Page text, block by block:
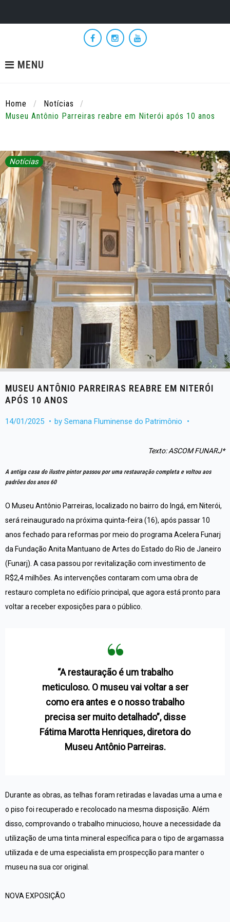
contentMENU
Home / Notícias
/
Museu Antônio Parreiras reabre em Niterói após 10 anos
Notícias
MUSEU ANTÔNIO PARREIRAS REABRE EM NITERÓI
APÓS 10 ANOS
14/01/2025 by Semana Fluminense do Patrimônio
Texto: ASCOM FUNARJ*
A antiga casa do ilustre pintor passou por uma restauração completa e voltou aos
padrões dos anos 60
O Museu Antônio Parreiras, localizado no bairro do Ingá, em Niterói,
será reinaugurado na próxima quinta-feira (16), após passar 10
anos fechado para reformas por meio do programa Acelera Funarj
da Fundação Anita Mantuano de Artes do Estado do Rio de Janeiro
(Funarj). A casa passou por revitalização com investimento de
R$2,4 milhões. As intervenções contaram com uma obra de
restauro completa no edifício principal, que agora está pronto para
voltar a receber exposições para o público.
“A restauração é um trabalho
meticuloso. O museu vai voltar a ser
como era antes e o nosso trabalho
precisa ser muito detalhado”, disse
Fátima Marotta Henriques, diretora do
Museu Antônio Parreiras.
Durante as obras, as telhas foram retiradas e lavadas uma a uma e
o piso foi recuperado e recolocado na mesma disposição. Além
disso, comprovando o trabalho minucioso, houve a necessidade da
utilização de uma tinta mineral específica para o tipo de argamassa
utilizada e de uma especialista em prospecção para manter o
museu na sua cor original.
NOVA EXPOSIÇÃO